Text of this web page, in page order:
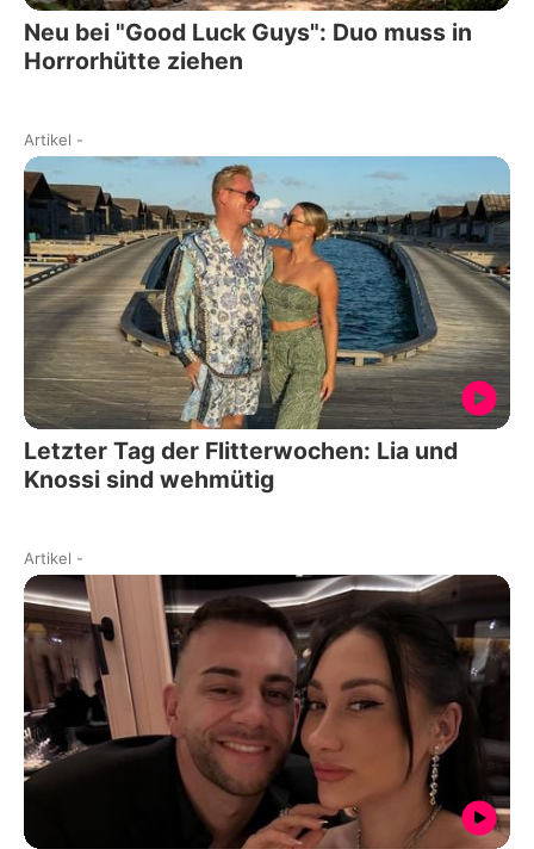
Neu bei "Good Luck Guys": Duo muss in
Horrorhütte ziehen
Artikel -
Letzter Tag der Flitterwochen: Lia und
Knossi sind wehmütig
Artikel -